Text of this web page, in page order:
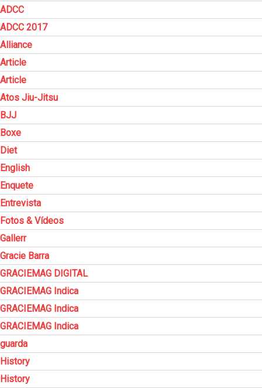
ADCC
ADCC 2017
Alliance
Article
Article
Atos Jiu-Jitsu
BJJ
Boxe
Diet
English
Enquete
Entrevista
Fotos & Vídeos
Gallerr
Gracie Barra
GRACIEMAG DIGITAL
GRACIEMAG Indica
GRACIEMAG Indica
GRACIEMAG Indica
guarda
History
History